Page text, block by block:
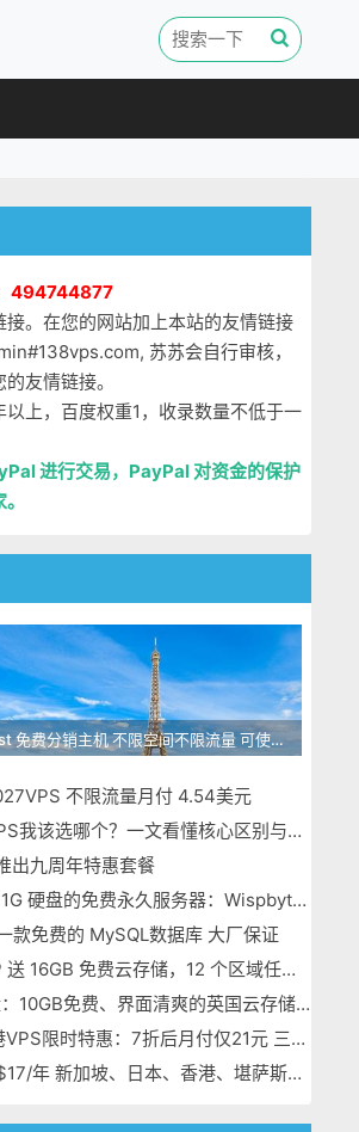
494744877
接。在您的网站加上本站的友情链接
苏苏会自行审核，
友情链接。
以上，百度权重1，收录数量不低于一
进行交易，PayPal 对资金的保护
myownfreehost 免费分销主机 不限空间不限流量 可使用免费域名申请
不限流量月付 4.54美元
该选哪个？一文看懂核心区别与选择指南
出九周年特惠套餐
硬盘的免费永久服务器：Wispbyte 上手
款免费的 MySQL数据库 大厂保证
免费云存储，12 个区域任选，邮箱注册即可
免费、界面清爽的英国云存储Icedrive体验
特惠：7折后月付仅21元 三网优化BGP线路 可选原生IP
年 新加坡、日本、香港、堪萨斯机房